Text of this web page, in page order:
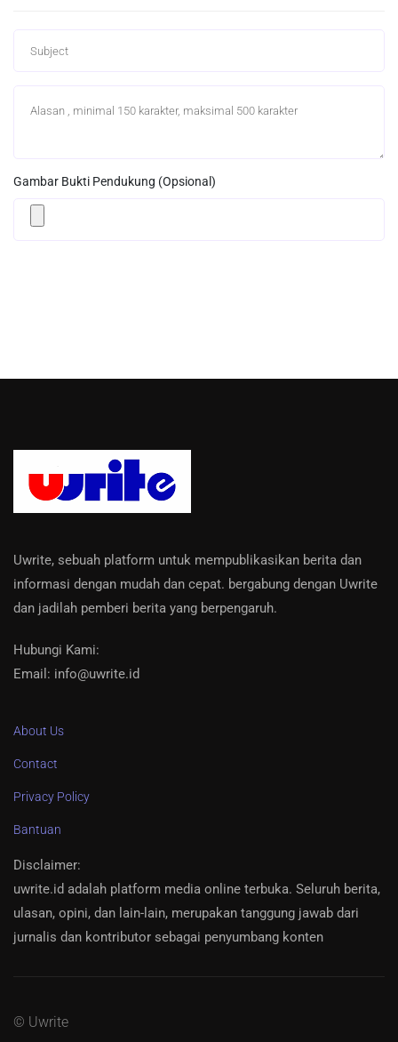
Gambar Bukti Pendukung (Opsional)
Uwrite, sebuah platform untuk mempublikasikan berita dan
informasi dengan mudah dan cepat. bergabung dengan Uwrite
dan jadilah pemberi berita yang berpengaruh.
Hubungi Kami:
Email: info@uwrite.id
About Us
Contact
Privacy Policy
Bantuan
Disclaimer:
uwrite.id adalah platform media online terbuka. Seluruh berita,
ulasan, opini, dan lain-lain, merupakan tanggung jawab dari
jurnalis dan kontributor sebagai penyumbang konten
© Uwrite